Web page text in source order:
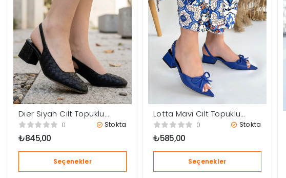
Dier Siyah Cilt Topuklu
Ayakkabı
0 Stokta
₺845,00
Seçenekler
Lotta Mavi Cilt Topuklu
Ayakkabı
0 Stokta
₺585,00
Seçenekler